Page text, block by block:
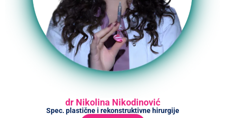
dr Nikolina Nikodinović
Spec. plastične i rekonstruktivne hirurgije